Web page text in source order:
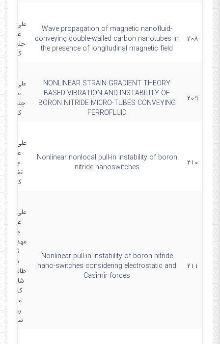
۲۰۸
Wave propagation of magnetic nanofluid-
conveying double-walled carbon nanotubes in
the presence of longitudinal magnetic field
علی
جلیلوند-
کلاه
۲۰۹
NONLINEAR STRAIN GRADIENT THEORY
BASED VIBRATION AND INSTABILITY OF
BORON NITRIDE MICRO-TUBES CONVEYING
FERROFLUID
علی
جلیلوند-
کلاه
۲۱۰
Nonlinear nonlocal pull-in instability of boron
nitride nanoswitches
علی
غفاری-
کلاه
۲۱۱
Nonlinear pull-in instability of boron nitride
nano-switches considering electrostatic and
Casimir forces
علی
مهدی
نطنزی-
محسن
طالبی
شاهی-
کلاه
سعید